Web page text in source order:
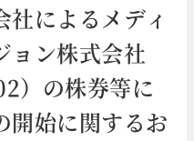
社によるメディ
ョン株式会社
）の株券等に
開始に関するお